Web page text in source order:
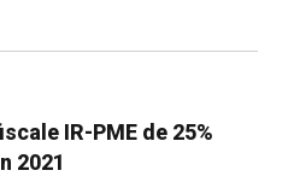
IR-PME de 25%
2021